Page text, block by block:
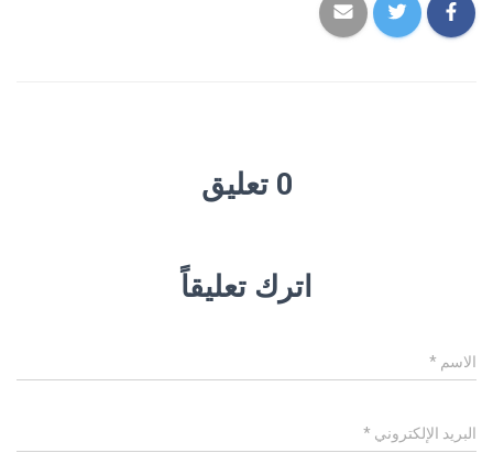
0 تعليق
اترك تعليقاً
الاسم *
البريد الإلكتروني *